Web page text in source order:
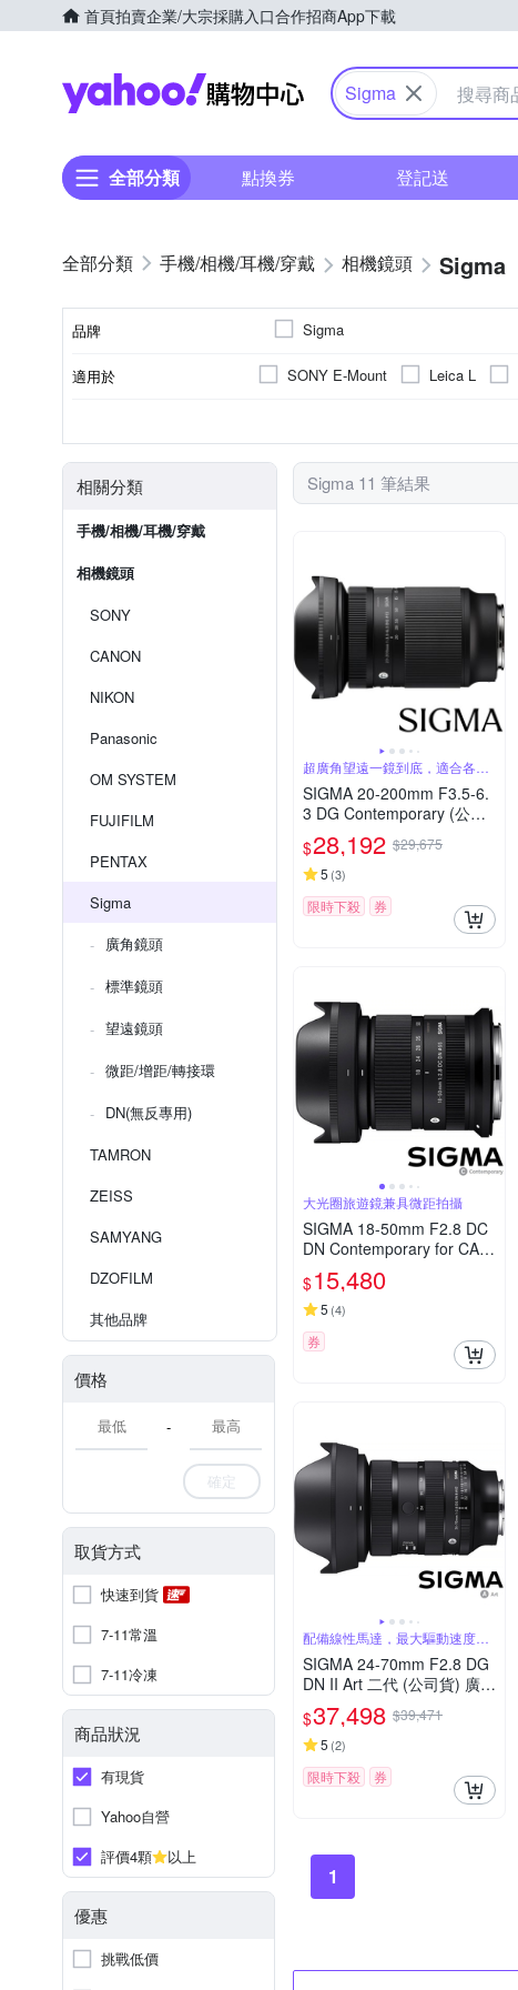
首頁拍賣企業/大宗採購入口合作招商App下載
Yahoo購物中心
Sigma
全部分類 點換券 登記送
手機/相機/耳機/穿戴 相機鏡頭 Sigma
品牌 Sigma
適用於 SONY E-Mount Leica L
相關分類
手機/相機/耳機/穿戴
相機鏡頭
SONY
CANON
NIKON
Panasonic
OM SYSTEM
FUJIFILM
PENTAX
Sigma
廣角鏡頭
標準鏡頭
望遠鏡頭
微距/增距/轉接環
DN(無反專用)
TAMRON
ZEISS
SAMYANG
DZOFILM
其他品牌
價格
-
確定
取貨方式
快速到貨
7-11常溫
7-11冷凍
商品狀況
有現貨
Yahoo自營
評價4顆
以上
優惠
挑戰低價
Sigma 11 筆結果
超廣角望遠一鏡到底，適合各種
場景
SIGMA 20-200mm F3.5-6.
3 DG Contemporary (公司
貨) 超廣角變焦鏡頭 旅遊鏡
全片幅無反微單眼鏡頭
$28,192 $29,675
5 (3)
限時下殺 券
大光圈旅遊鏡兼具微距拍攝
SIGMA 18-50mm F2.8 DC
DN Contemporary for CAN
ON RF 接環 (公司貨) 旅遊
鏡 APS-C 無反微單眼專用
鏡頭
$15,480
5 (4)
券
配備線性馬達，最大驅動速度快
三倍
SIGMA 24-70mm F2.8 DG
DN II Art 二代 (公司貨) 廣角
變焦鏡頭 全片幅無反微單眼
鏡頭 旅遊鏡 大三元
$37,498 $39,471
5 (2)
限時下殺 券
1